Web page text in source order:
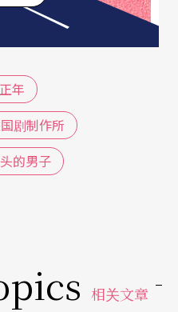
正年
剧制作所
的男子
相关文章